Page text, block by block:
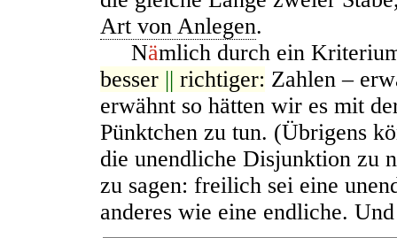
Art von Anlegen.
Nämlich durch ein
besser || richtiger: Zahlen –
erwähnt so hätten wir es mit
Pünktchen zu tun. (Übrigens
die unendliche Disjunktion zu
zu sagen: freilich sei eine
anderes wie eine endliche.